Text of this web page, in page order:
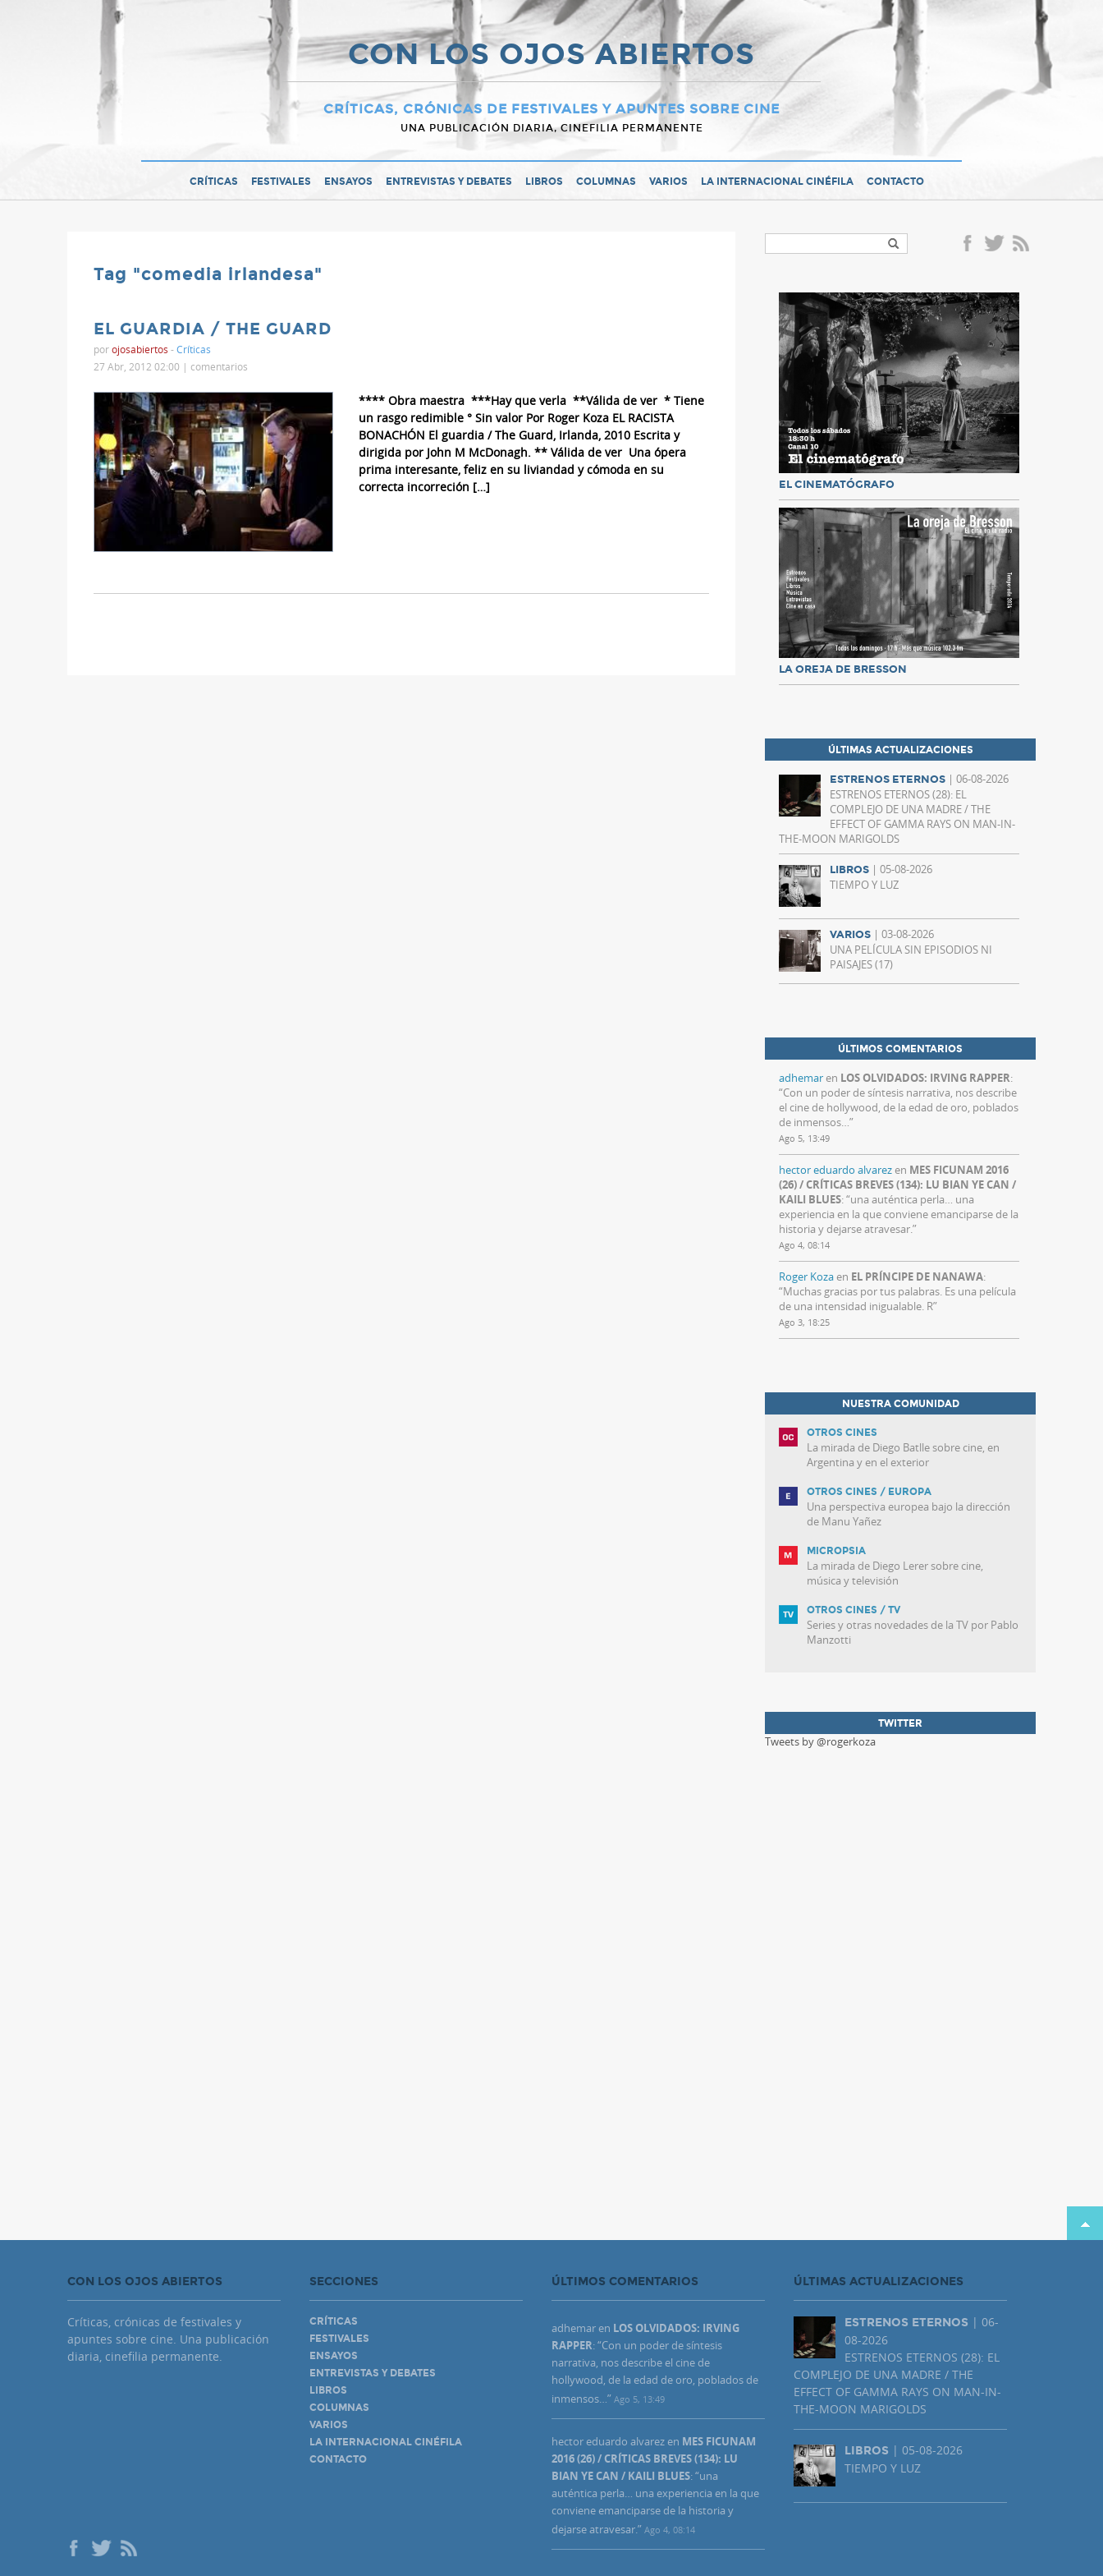
CON LOS OJOS ABIERTOS
CRÍTICAS, CRÓNICAS DE FESTIVALES Y APUNTES SOBRE CINE
UNA PUBLICACIÓN DIARIA, CINEFILIA PERMANENTE
CRÍTICAS FESTIVALES ENSAYOS ENTREVISTAS Y DEBATES LIBROS COLUMNAS VARIOS LA INTERNACIONAL CINÉFILA CONTACTO
Tag "comedia irlandesa"
EL GUARDIA / THE GUARD
porojosabiertos -Críticas
27 Abr, 2012 02:00 | comentarios
**** Obra maestra ***Hay que verla **Válida de ver * Tiene
un rasgo redimible ° Sin valor Por Roger Koza EL RACISTA
BONACHÓN El guardia / The Guard, Irlanda, 2010 Escrita y
dirigida por John M McDonagh. ** Válida de ver Una ópera
prima interesante, feliz en su liviandad y cómoda en su
correcta incorreción […]
EL CINEMATÓGRAFO
LA OREJA DE BRESSON
ÚLTIMAS ACTUALIZACIONES
ESTRENOS ETERNOS | 06-08-2026
ESTRENOS ETERNOS (28): EL
COMPLEJO DE UNA MADRE / THE
EFFECT OF GAMMA RAYS ON MAN-IN-
THE-MOON MARIGOLDS
LIBROS | 05-08-2026
TIEMPO Y LUZ
VARIOS | 03-08-2026
UNA PELÍCULA SIN EPISODIOS NI
PAISAJES (17)
ÚLTIMOS COMENTARIOS
adhemaren LOS OLVIDADOS: IRVING RAPPER:
“Con un poder de síntesis narrativa, nos describe
el cine de hollywood, de la edad de oro, poblados
de inmensos…”
Ago 5, 13:49
hector eduardo alvarezen MES FICUNAM 2016
(26) / CRÍTICAS BREVES (134): LU BIAN YE CAN /
KAILI BLUES: “una auténtica perla… una
experiencia en la que conviene emanciparse de la
historia y dejarse atravesar.”
Ago 4, 08:14
Roger Kozaen EL PRÍNCIPE DE NANAWA:
“Muchas gracias por tus palabras. Es una película
de una intensidad inigualable. R”
Ago 3, 18:25
NUESTRA COMUNIDAD
OTROS CINES
La mirada de Diego Batlle sobre cine, en
Argentina y en el exterior
OTROS CINES / EUROPA
Una perspectiva europea bajo la dirección
de Manu Yañez
MICROPSIA
La mirada de Diego Lerer sobre cine,
música y televisión
OTROS CINES / TV
Series y otras novedades de la TV por Pablo
Manzotti
TWITTER
Tweets by @rogerkoza
CON LOS OJOS ABIERTOS
Críticas, crónicas de festivales y
apuntes sobre cine. Una publicación
diaria, cinefilia permanente.
SECCIONES
CRÍTICAS
FESTIVALES
ENSAYOS
ENTREVISTAS Y DEBATES
LIBROS
COLUMNAS
VARIOS
LA INTERNACIONAL CINÉFILA
CONTACTO
ÚLTIMOS COMENTARIOS
adhemaren LOS OLVIDADOS: IRVING
RAPPER: “Con un poder de síntesis
narrativa, nos describe el cine de
hollywood, de la edad de oro, poblados de
inmensos…” Ago 5, 13:49
hector eduardo alvarezen MES FICUNAM
2016 (26) / CRÍTICAS BREVES (134): LU
BIAN YE CAN / KAILI BLUES: “una
auténtica perla… una experiencia en la que
conviene emanciparse de la historia y
dejarse atravesar.” Ago 4, 08:14
ÚLTIMAS ACTUALIZACIONES
ESTRENOS ETERNOS | 06-
08-2026
ESTRENOS ETERNOS (28): EL
COMPLEJO DE UNA MADRE / THE
EFFECT OF GAMMA RAYS ON MAN-IN-
THE-MOON MARIGOLDS
LIBROS | 05-08-2026
TIEMPO Y LUZ